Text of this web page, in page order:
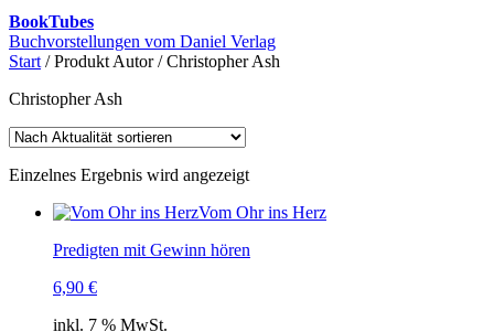
BookTubes
Buchvorstellungen vom Daniel Verlag
Start / Produkt Autor / Christopher Ash
Christopher Ash
Einzelnes Ergebnis wird angezeigt
Vom Ohr ins Herz
Predigten mit Gewinn hören
6,90 €
inkl. 7 % MwSt.